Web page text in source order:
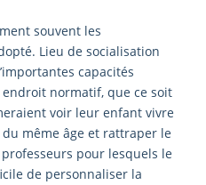
souvent les
Lieu de socialisation
capacités
endroit normatif, que ce soit
voir leur enfant vivre
même âge et rattraper le
pour lesquels le
de personnaliser la